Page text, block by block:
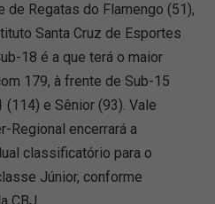
de Regatas do Flamengo (51),
Santa Cruz de Esportes
18 é a que terá o maior
179, à frente de Sub-15
(114) e Sênior (93). Vale
Regional encerrará a
classificatório para o
Júnior, conforme